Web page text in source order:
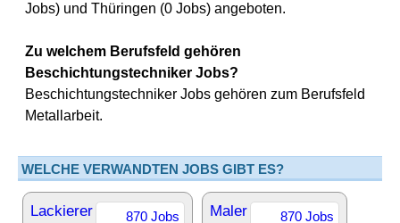
Jobs) und Thüringen (0 Jobs) angeboten.
Zu welchem Berufsfeld gehören
Beschichtungstechniker Jobs?
Beschichtungstechniker Jobs gehören zum Berufsfeld
Metallarbeit.
WELCHE VERWANDTEN JOBS GIBT ES?
Lackierer 870 Jobs Maler 870 Jobs